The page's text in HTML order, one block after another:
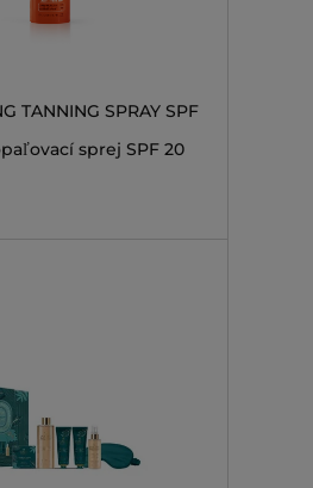
TANNING SPRAY SPF
sprej SPF 20